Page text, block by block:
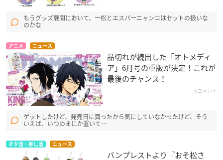
もうグッズ展開において、一松とエスパーニャンコはセットの扱いな
のかな
アニメ ニュース
品切れが続出した「オトメディ
ア」6月号の重版が決定！これが
最後のチャンス！
5コメント
ゲットしたけど、発売日に買ったから気にしていなかったけど、そう
いえば、いつのまにか置いて…
オタ活・推し活 ニュース
バンプレストより『おそ松さ